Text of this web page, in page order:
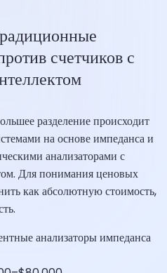
счетчиков с
разделение происходит
на основе импеданса и
анализаторами с
Для понимания ценовых
как абсолютную стоимость,
анализаторы импеданса